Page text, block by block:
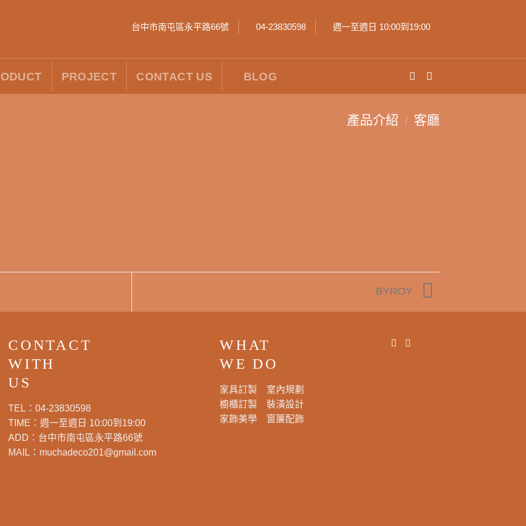
台中市南屯區永平路66號 04-23830598 週一至週日 10:00到19:00
PROJECT CONTACT US BLOG
產品介紹 / 客廳
BYROY
CONTACT
WITH
US
TEL： 04-23830598
TIME：週一至週日 10:00到19:00
ADD： 台中市南屯區永平路66號
MAIL： muchadeco201@gmail.com
WHAT
WE DO
家具訂製
室內規劃
櫥櫃訂製
裝潢設計
家飾美學
窗簾配飾